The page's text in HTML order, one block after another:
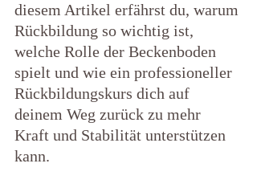
diesem Artikel erfährst du, warum
Rückbildung so wichtig ist,
welche Rolle der Beckenboden
spielt und wie ein professioneller
Rückbildungskurs dich auf
deinem Weg zurück zu mehr
Kraft und Stabilität unterstützen
kann.